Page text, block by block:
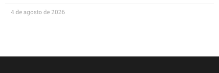
4 de agosto de 2026